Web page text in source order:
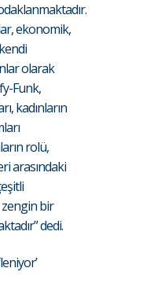
ekonomik,
olarak
Funk,
kadınların
rolü,
arasındaki
bir
dedi.